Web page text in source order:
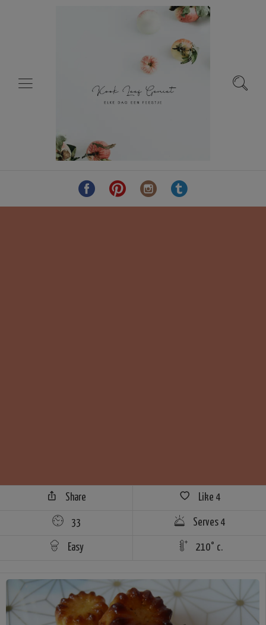
Share Like 4
33 Serves 4
Easy 210° c.